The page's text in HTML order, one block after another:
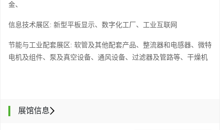
金、
信息技术展区 : 新型平板显示、数字化工厂、工业互联网
节能与工业配套展区 : 软管及其他配套产品、整流器和电感器、微特
电机及组件、泵及真空设备、通风设备、过滤器及管路等、干燥机
展馆信息